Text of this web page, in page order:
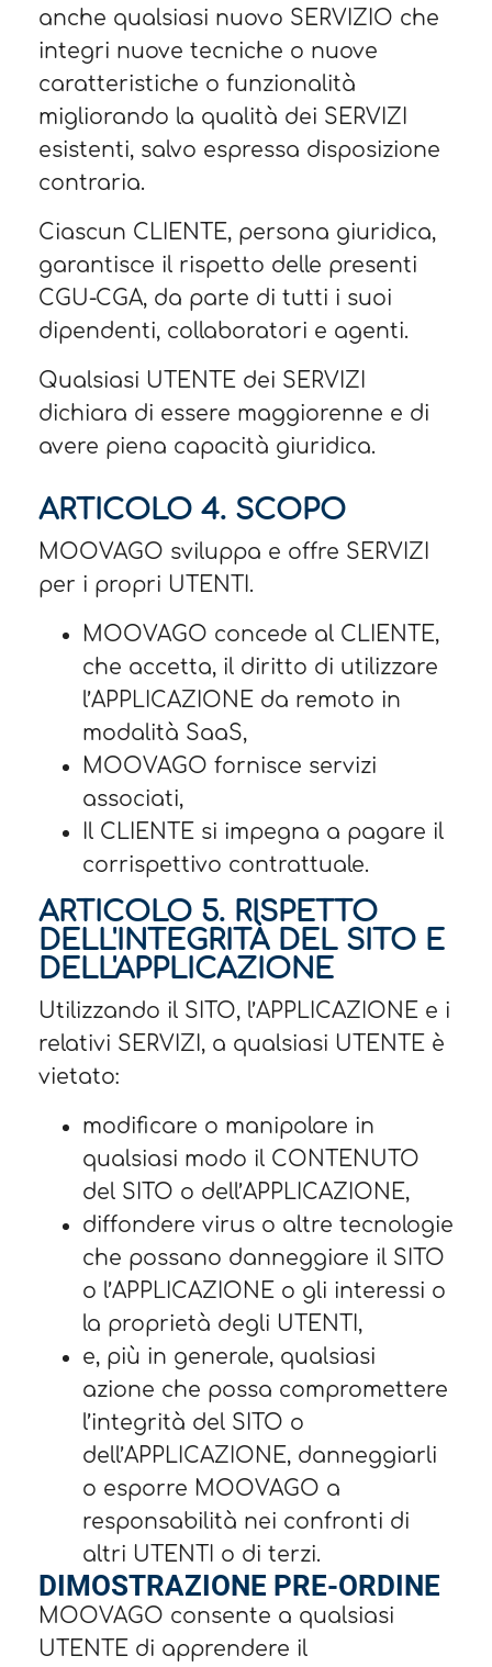
anche qualsiasi nuovo SERVIZIO che
integri nuove tecniche o nuove
caratteristiche o funzionalità
migliorando la qualità dei SERVIZI
esistenti, salvo espressa disposizione
contraria.
Ciascun CLIENTE, persona giuridica,
garantisce il rispetto delle presenti
CGU-CGA, da parte di tutti i suoi
dipendenti, collaboratori e agenti.
Qualsiasi UTENTE dei SERVIZI
dichiara di essere maggiorenne e di
avere piena capacità giuridica.
ARTICOLO 4. SCOPO​
MOOVAGO sviluppa e offre SERVIZI
per i propri UTENTI.
MOOVAGO concede al CLIENTE,
che accetta, il diritto di utilizzare
l’APPLICAZIONE da remoto in
modalità SaaS,
MOOVAGO fornisce servizi
associati,
Il CLIENTE si impegna a pagare il
corrispettivo contrattuale.
ARTICOLO 5. RISPETTO
DELL'INTEGRITÀ DEL SITO E
DELL'APPLICAZIONE
Utilizzando il SITO, l’APPLICAZIONE e i
relativi SERVIZI, a qualsiasi UTENTE è
vietato:
modificare o manipolare in
qualsiasi modo il CONTENUTO
del SITO o dell’APPLICAZIONE,
diffondere virus o altre tecnologie
che possano danneggiare il SITO
o l’APPLICAZIONE o gli interessi o
la proprietà degli UTENTI,
e, più in generale, qualsiasi
azione che possa compromettere
l’integrità del SITO o
dell’APPLICAZIONE, danneggiarli
o esporre MOOVAGO a
responsabilità nei confronti di
altri UTENTI o di terzi.
DIMOSTRAZIONE PRE-ORDINE
MOOVAGO consente a qualsiasi
UTENTE di apprendere il